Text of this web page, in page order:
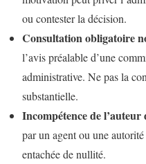
ou contester la décision.
Consultation obligatoire
l’avis préalable d’une
administrative. Ne pas la
substantielle.
Incompétence de l’auteur
par un agent ou une
entachée de nullité.